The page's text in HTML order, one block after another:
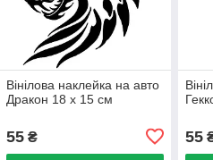
Вінілова наклейка на авто
Дракон 18 х 15 см
55₴ 55